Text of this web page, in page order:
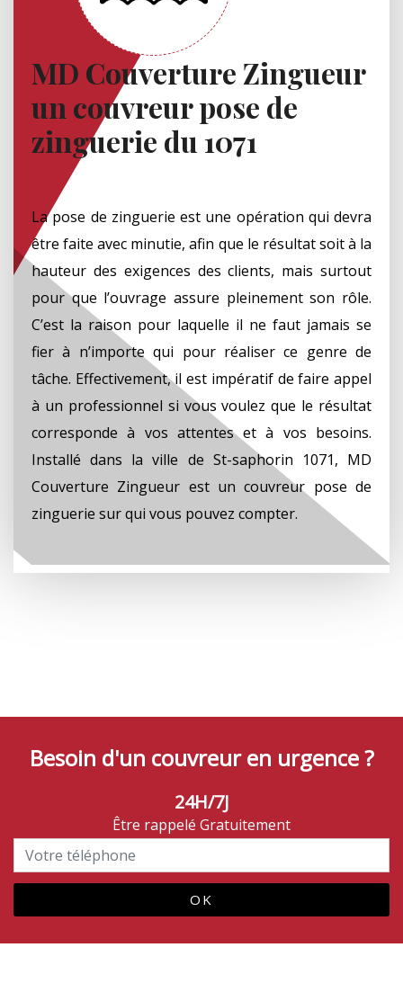
MD Couverture Zingueur
un couvreur pose de
zinguerie du 1071
La pose de zinguerie est une opération qui devra
être faite avec minutie, afin que le résultat soit à la
hauteur des exigences des clients, mais surtout
pour que l’ouvrage assure pleinement son rôle.
C’est la raison pour laquelle il ne faut jamais se
fier à n’importe qui pour réaliser ce genre de
tâche. Effectivement, il est impératif de faire appel
à un professionnel si vous voulez que le résultat
corresponde à vos attentes et à vos besoins.
Installé dans la ville de St-saphorin 1071, MD
Couverture Zingueur est un couvreur pose de
zinguerie sur qui vous pouvez compter.
Besoin d'un couvreur en urgence ?
24H/7J
Être rappelé Gratuitement